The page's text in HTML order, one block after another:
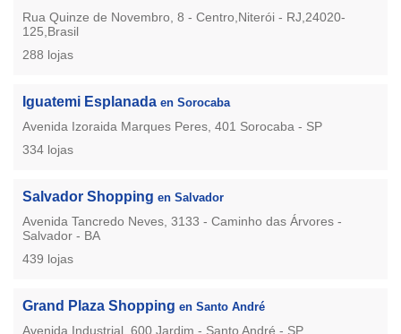
Rua Quinze de Novembro, 8 - Centro,Niterói - RJ,24020-
125,Brasil
288 lojas
Iguatemi Esplanada en Sorocaba
Avenida Izoraida Marques Peres, 401 Sorocaba - SP
334 lojas
Salvador Shopping en Salvador
Avenida Tancredo Neves, 3133 - Caminho das Árvores -
Salvador - BA
439 lojas
Grand Plaza Shopping en Santo André
Avenida Industrial, 600 Jardim - Santo André - SP